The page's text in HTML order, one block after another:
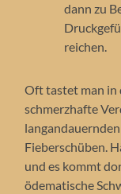
dann zu
reichen.
Oft tastet man in
schmerzhafte
Fieberschüben.
und es kommt
ödematische